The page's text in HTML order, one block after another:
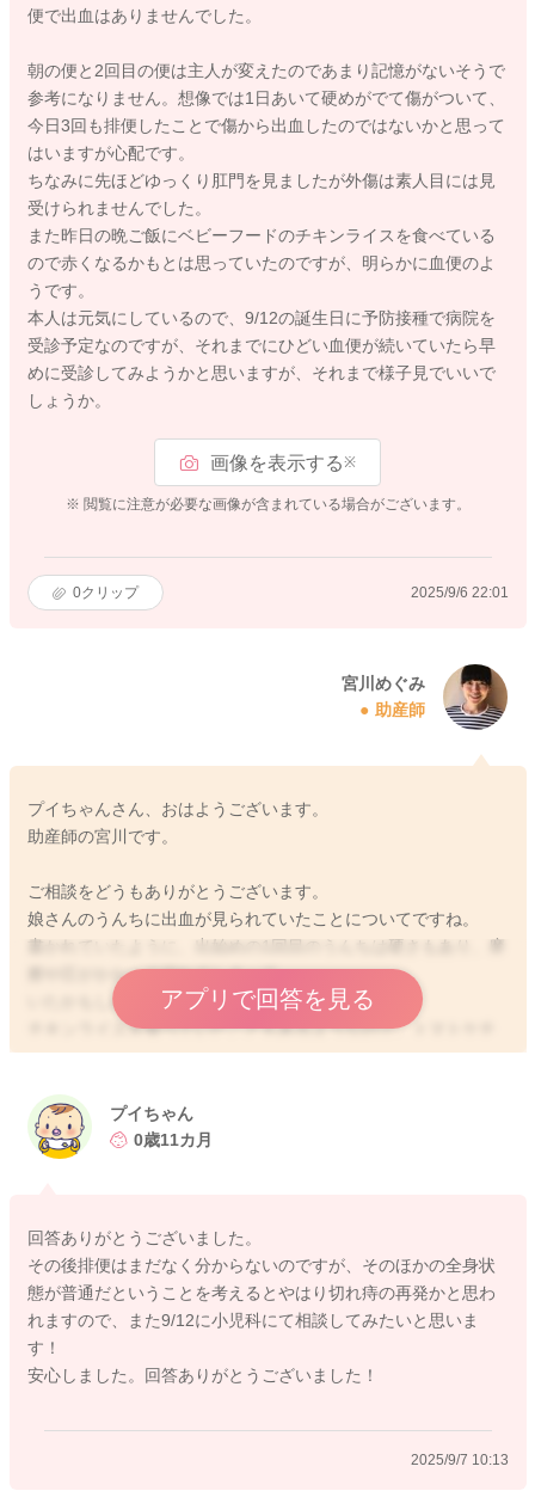
便で出血はありませんでした。
朝の便と2回目の便は主人が変えたのであまり記憶がないそうで
参考になりません。想像では1日あいて硬めがでて傷がついて、
今日3回も排便したことで傷から出血したのではないかと思って
はいますが心配です。
ちなみに先ほどゆっくり肛門を見ましたが外傷は素人目には見
受けられませんでした。
また昨日の晩ご飯にベビーフードのチキンライスを食べている
ので赤くなるかもとは思っていたのですが、明らかに血便のよ
うです。
本人は元気にしているので、9/12の誕生日に予防接種で病院を
受診予定なのですが、それまでにひどい血便が続いていたら早
めに受診してみようかと思いますが、それまで様子見でいいで
しょうか。
画像を表示する※
※ 閲覧に注意が必要な画像が含まれている場合がございます。
0クリップ 2025/9/6 22:01
宮川めぐみ
助産師
プイちゃんさん、おはようございます。
助産師の宮川です。
ご相談をどうもありがとうございます。
娘さんのうんちに出血が見られていたことについてですね。
書かれていたように、出始めの1回目のうんちは硬さもあり、摩
擦や圧がかかって切れてしまって
いたかもしれませんね。
チキンライスを食べていたこともあるようなので、トマトケチ
ャップの影響もあり、赤さが多少出ていることもあるのかな？
はっきりとどちらになるのか、混ざっているようなこともある
のか、こちらではお返事が難しいところになってしまいます。
その後、いかがでしょうか？
出血が見られていたり、ぐったりしている、哺乳や食欲が落ち
ている、機嫌が悪いなど気になる様子はありますか？
特にお変わりがなく、出血も見られることがないようでした
ら、もう少し様子を見ていただいてもいいかもしれません。
アプリで回答を見る
プイちゃん
0歳11カ月
回答ありがとうございました。
その後排便はまだなく分からないのですが、そのほかの全身状
態が普通だということを考えるとやはり切れ痔の再発かと思わ
れますので、また9/12に小児科にて相談してみたいと思いま
す！
安心しました。回答ありがとうございました！
2025/9/7 10:13